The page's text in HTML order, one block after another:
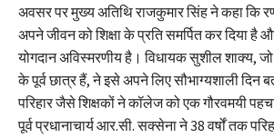
अवसर पर मुख्य अतिथि राजकुमार सिंह ने कहा कि
अपने जीवन को शिक्षा के प्रति समर्पित कर दिया
योगदान अविस्मरणीय है। विधायक सुशील शाक्य,
के पूर्व छात्र हैं, ने इसे अपने लिए सौभाग्यशाली दिन
परिहार जैसे शिक्षकों ने कॉलेज को एक गौरवमयी
पूर्व प्रधानाचार्य आर.सी. सक्सेना ने 38 वर्षों तक